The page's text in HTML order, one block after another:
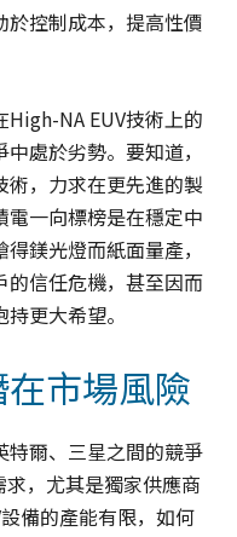
於控制成本，提高性價
NA EUV技術上的
處於劣勢。要知道，
術，力求在更先進的製
一向標榜是在穩定中
鎂光燈而紙面量產，
的信任危機，甚至因而
更大希望。
市場風險
特爾、三星之間的競爭
，尤其是獨家供應商
備的產能有限，如何